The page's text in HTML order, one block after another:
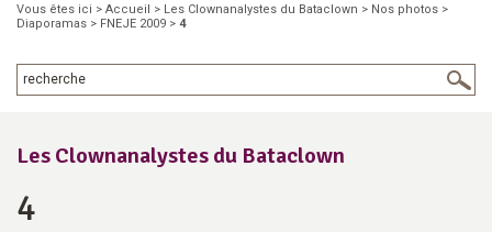
Vous êtes ici > Accueil > Les Clownanalystes du Bataclown > Nos photos >
Diaporamas > FNEJE 2009 > 4
Les Clownanalystes du Bataclown
4